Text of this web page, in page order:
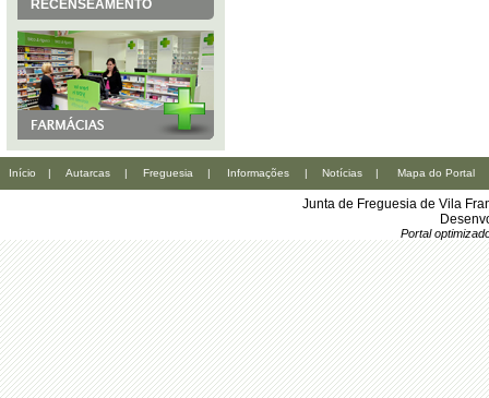
RECENSEAMENTO
Início | Autarcas | Freguesia | Informações | Notícias | Mapa do Portal
Junta de Freguesia de Vila
Portal